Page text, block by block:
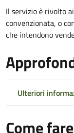
Il servizio è rivolto
convenzionata, o
che intendono
Ulteriori
Come fare